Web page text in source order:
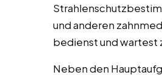
und anderen
bedienst und wartest
Neben den